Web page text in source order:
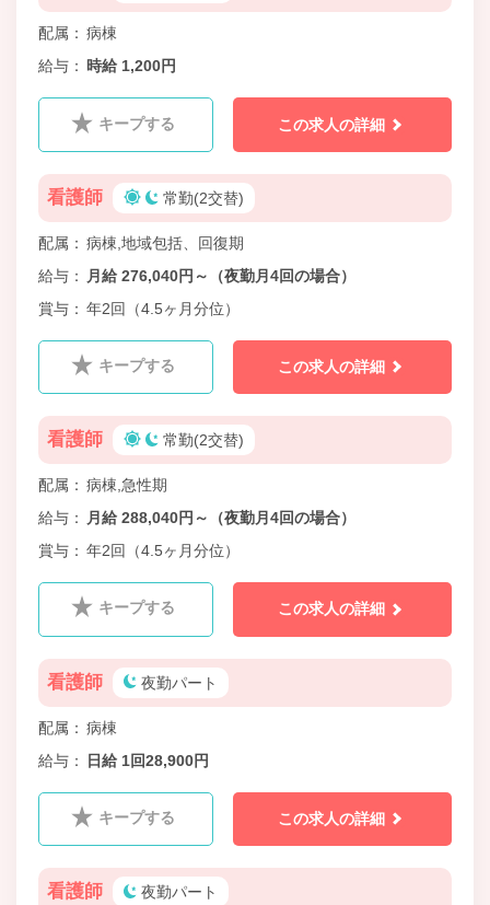
配属
病棟
給与
時給 1,200円
キープする この求人の詳細
看護師 常勤(2交替)
配属
病棟,地域包括、回復期
給与
月給 276,040円～（夜勤月4回の場合）
賞与
年2回（4.5ヶ月分位）
キープする この求人の詳細
看護師 常勤(2交替)
配属
病棟,急性期
給与
月給 288,040円～（夜勤月4回の場合）
賞与
年2回（4.5ヶ月分位）
キープする この求人の詳細
看護師 夜勤パート
配属
病棟
給与
日給 1回28,900円
キープする この求人の詳細
看護師 夜勤パート